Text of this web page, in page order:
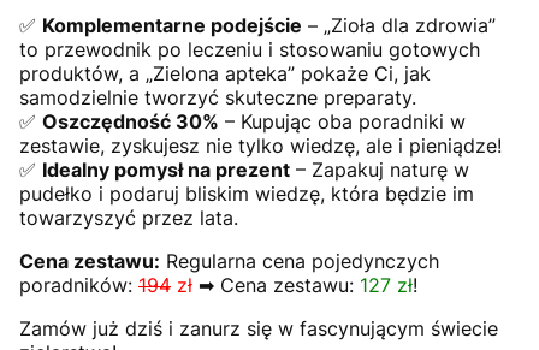
✅ Komplementarne podejście – „Zioła dla zdrowia”
to przewodnik po leczeniu i stosowaniu gotowych
produktów, a „Zielona apteka” pokaże Ci, jak
samodzielnie tworzyć skuteczne preparaty.
✅ Oszczędność 30% – Kupując oba poradniki w
zestawie, zyskujesz nie tylko wiedzę, ale i pieniądze!
✅ Idealny pomysł na prezent – Zapakuj naturę w
pudełko i podaruj bliskim wiedzę, która będzie im
towarzyszyć przez lata.
Cena zestawu: Regularna cena pojedynczych
poradników: 194 zł ➡ Cena zestawu: 127 zł!
Zamów już dziś i zanurz się w fascynującym świecie